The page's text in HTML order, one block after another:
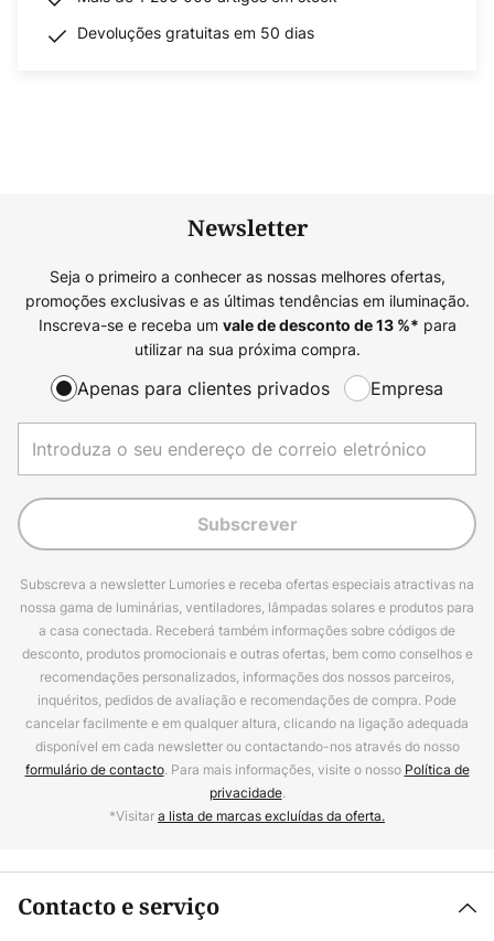
Devoluções gratuitas em 50 dias
Newsletter
Seja o primeiro a conhecer as nossas melhores ofertas,
promoções exclusivas e as últimas tendências em iluminação.
Inscreva-se e receba um vale de desconto de13%* para
utilizar na sua próxima compra.
Apenas para clientes privados Empresa
Subscrever
Subscreva a newsletter Lumories e receba ofertas especiais atractivas na
nossa gama de luminárias, ventiladores, lâmpadas solares e produtos para
a casa conectada. Receberá também informações sobre códigos de
desconto, produtos promocionais e outras ofertas, bem como conselhos e
recomendações personalizados, informações dos nossos parceiros,
inquéritos, pedidos de avaliação e recomendações de compra. Pode
cancelar facilmente e em qualquer altura, clicando na ligação adequada
disponível em cada newsletter ou contactando-nos através do nosso
formulário de contacto. Para mais informações, visite o nosso Política de
privacidade.
*Visitara lista de marcas excluídas da oferta.
Contacto e serviço